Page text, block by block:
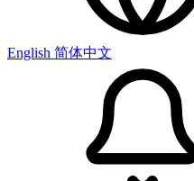
English 简体中文